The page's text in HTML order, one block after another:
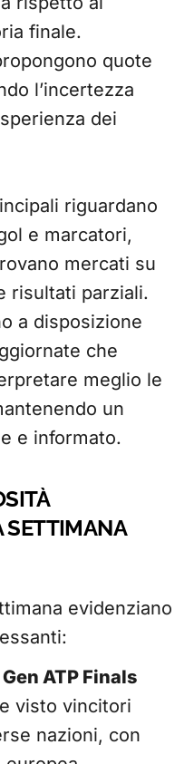
finale.
quote
l’incertezza
dei
riguardano
e marcatori,
mercati su
risultati parziali.
a disposizione
che
meglio le
un
e informato.
SETTIMANA
evidenziano
ATP Finals
visto vincitori
nazioni, con